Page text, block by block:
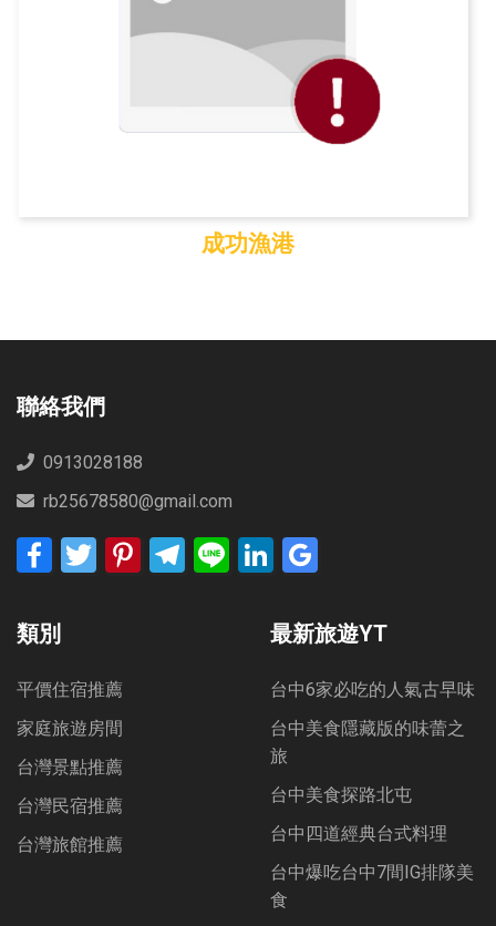
成功漁港
聯絡我們
0913028188
rb25678580@gmail.com
FacebookTwitter PinterestTelegram
Line LinkedIn
類別
平價住宿推薦
家庭旅遊房間
台灣景點推薦
台灣民宿推薦
台灣旅館推薦
最新旅遊YT
台中6家必吃的人氣古早味
台中美食隱藏版的味蕾之
旅
台中美食探路北屯
台中四道經典台式料理
台中爆吃台中7間IG排隊美
食